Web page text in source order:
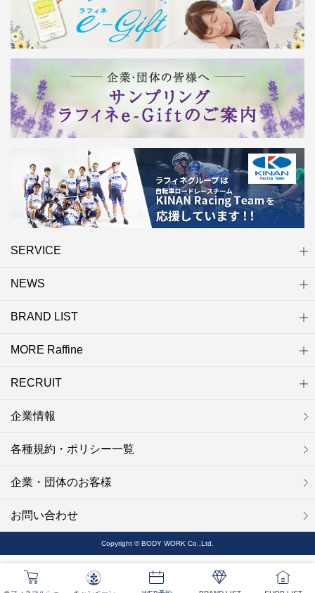
SERVICE
初めての方へ
店舗検索
キャンペーン
ラフィネ マルシェ（通販サイト）
WEB予約
よくある質問（Q&A）
サイトマップ
NEWS
ニュース一覧
お知らせ
オープン
クローズ
リニューアル
その他
BRAND LIST
ブランド一覧
ラフィネ
グランラフィネ
バダンバルー
ラフィネプリュス
プチラフィネ
整体ナチュラルボディ
トータルセラピー
フットデザイン
REFLE（リフレ）
Raffine TOKYO
ラフィネ ランニングスタイル
MORE Raffine
MORE Raffine
ラフィネのこだわり
ラフィネのひみつ
お得で便利なサービス
ラフィネギフト
ラフィネグループアスリート
RECRUIT
セラピスト採用
新卒採用
研修サイト
NOWON!!
企業情報
各種規約・ポリシー一覧
企業・団体のお客様
お問い合わせ
Copyright © BODY WORK Co.,Ltd.